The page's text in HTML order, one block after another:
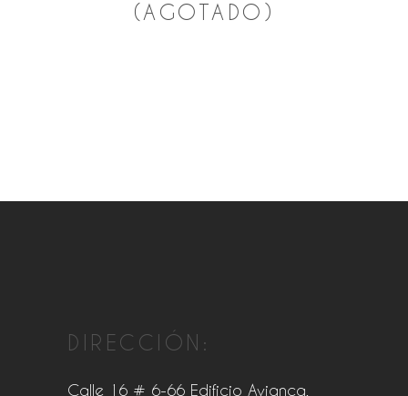
(AGOTADO)
DIRECCIÓN:
Calle 16 # 6-66 Edificio Avianca,